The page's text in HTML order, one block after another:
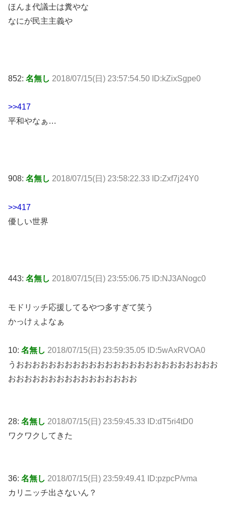
ほんま代議士は糞やな
なにが民主主義や
852: 名無し 2018/07/15(日) 23:57:54.50 ID:kZixSgpe0
>>417
平和やなぁ…
908: 名無し 2018/07/15(日) 23:58:22.33 ID:Zxf7j24Y0
>>417
優しい世界
443: 名無し 2018/07/15(日) 23:55:06.75 ID:NJ3ANogc0
モドリッチ応援してるやつ多すぎて笑う
かっけぇよなぁ
10: 名無し 2018/07/15(日) 23:59:35.05 ID:5wAxRVOA0
うおおおおおおおおおおおおおおおおおおおおおおおおお
おおおおおおおおおおおおおおおお
28: 名無し 2018/07/15(日) 23:59:45.33 ID:dT5ri4tD0
ワクワクしてきた
36: 名無し 2018/07/15(日) 23:59:49.41 ID:pzpcP/vma
カリニッチ出さないん？